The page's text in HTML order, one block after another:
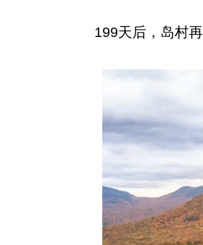
199天后，岛村